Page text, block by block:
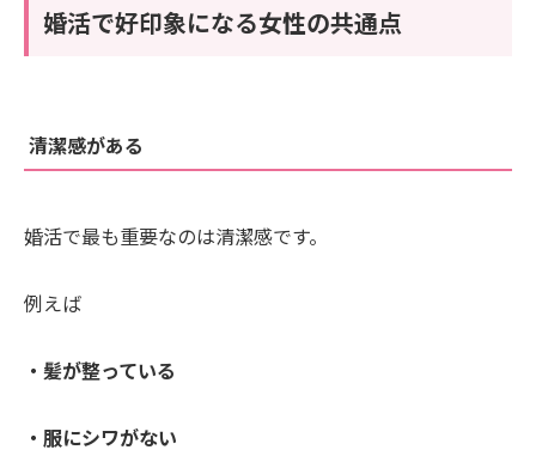
婚活で好印象になる女性の共通点
清潔感がある
婚活で最も重要なのは清潔感です。
例えば
・髪が整っている
・服にシワがない